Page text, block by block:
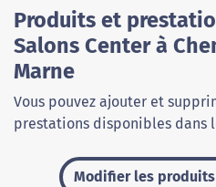
Produits et
Salons Center à
Marne
Vous pouvez ajouter et
prestations disponibles dans
Modifier les